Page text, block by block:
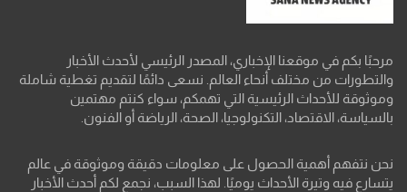
مرحبًا بكم في موقعنا الإخباري، المصدر الرئيسي لأحدث الأخبار
والتطورات من مختلف أنحاء العالم. نسعى دائمًا لتقديم تغطية شاملة
وموثوقة للأحداث الرئيسية التي تهمكم، سواء كنتم مهتمين
بالسياسة، الاقتصاد، التكنولوجيا، الصحة، الرياضة أو الفنون.
نحن نتفهم أهمية الحصول على معلومات دقيقة وموثوقة في عالم
يتسارع فيه وتيرة الأحداث يوميًا. لهذا السبب، نجمع لكم أحدث الأخبار